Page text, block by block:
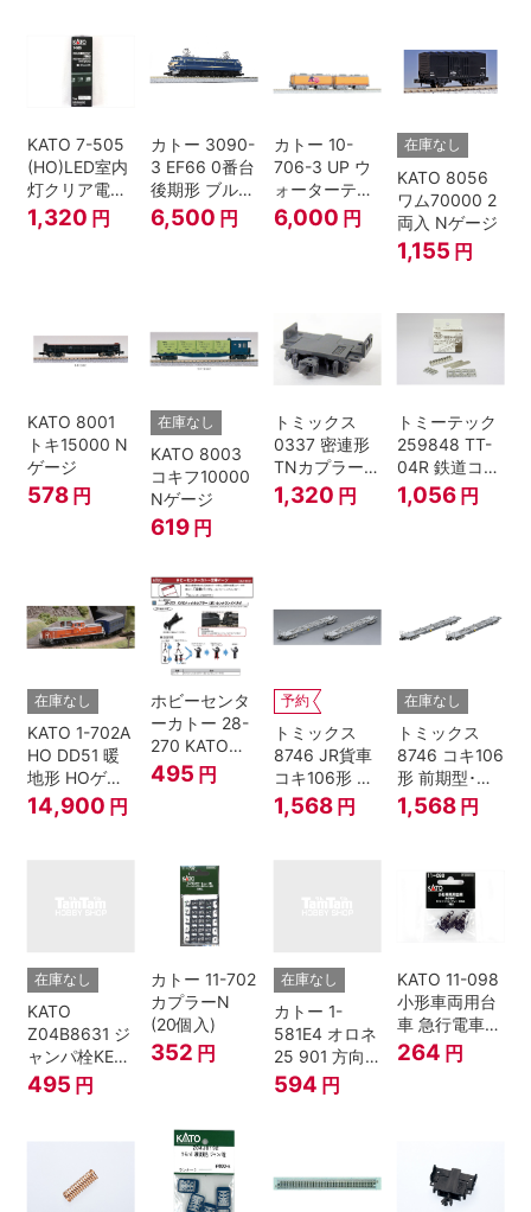
KATO 7-505
(HO)LED室内
灯クリア電球
色
1,320 円
カトー 3090-
3 EF66 0番台
後期形 ブルー
トレイン牽引
機
6,500 円
カトー 10-
706-3 UP ウ
ォーターテン
ダー 2両入
6,000 円
在庫なし
KATO 8056
ワム70000 2
両入 Nゲージ
1,155 円
KATO 8001
トキ15000 N
ゲージ
578 円
在庫なし
KATO 8003
コキフ10000
Nゲージ
619 円
トミックス
0337 密連形
TNカプラー
(6個入・SPタ
イプ)
1,320 円
トミーテック
259848 TT-
04R 鉄道コレ
クション
1,056 円
在庫なし
KATO 1-702A
HO DD51 暖
地形 HOゲー
ジ
14,900 円
ホビーセンタ
ーカトー 28-
270 KATOナ
ックルカプラ
ー 黒 センタ
495 円
予約
トミックス
8746 JR貨車
コキ106形 前
期型･新塗装･
コンテナな
1,568 円
在庫なし
トミックス
8746 コキ106
形 前期型･新
塗装･コンテ
ナなし･2両セ
1,568 円
在庫なし
KATO
Z04B8631 ジ
ャンパ栓KE76
濃青 ランナー
495 円
カトー 11-702
カプラーN
(20個入)
352 円
在庫なし
カトー 1-
581E4 オロネ
25 901 方向
幕 4両分
594 円
KATO 11-098
小形車両用台
車 急行電車1
Bトレインシ
ョーティー 対
264 円